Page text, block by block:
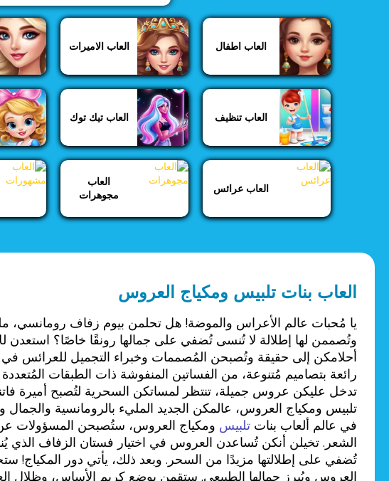
العاب ديزني
العاب ديكور
العاب ستايل
العاب طبخ
العاب عرائس
العاب مغامرات
العاب مكياج
العاب اطفال العاب الاميرات
العاب تنظيف العاب تيك توك
العاب عرائس
العاب
مجوهرات
العاب بنات تلبيس ومكياج العروس
يا مُحبات عالم الأعراس والموضة! هل تحلمن بيوم زفاف رومانسي،
وتُصممن لها إطلالة لا تُنسى تُضفي على جمالها رونقًا خاصًا؟ استعدن
أحلامكن إلى حقيقة وتُصبحن المُصممات وخبراء التجميل
رائعة بتصاميم مُتنوعة، من الفساتين المنفوشة ذات الطبقات
تدخل عليكن عروس جميلة، تنتظر لمساتكن السحرية لتُصبح أميرة
تلبيس ومكياج العروس، عالمكن الجديد المليء بالرومانسية والجمال
في عالم ألعاب بنات تلبيس ومكياج العروس، ستُصبحن المسؤولات عن
الشعر. تخيلن أنكن تُساعدن العروس في اختيار فستان الزفاف الذي
تُضفي على إطلالتها مزيدًا من السحر. وبعد ذلك، يأتي دور المكياج!
العروس ويُبرز جمالها الطبيعي. ستقمن بوضع كريم الأساس، وظلال